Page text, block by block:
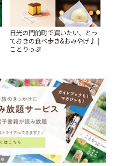
日光の門前町で買いたい、とっ
ておきの食べ歩き&おみやげ♪ |
ことりっぷ